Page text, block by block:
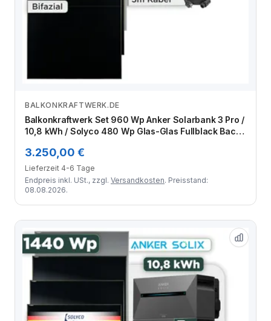
Zum Angebot
BALKONKRAFTWERK.DE
Balkonkraftwerk Set 960 Wp Anker Solarbank 3 Pro /
10,8 kWh / Solyco 480 Wp Glas-Glas Fullblack Back
3.250,00 €
Lieferzeit 4-6 Tage
Endpreis inkl. USt., zzgl. Versandkosten. Preisstand:
08.08.2026.